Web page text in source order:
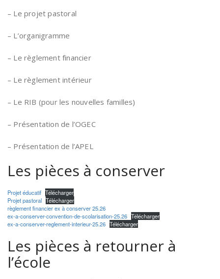
– Le projet pastoral
– L’organigramme
– Le règlement financier
– Le règlement intérieur
– Le RIB (pour les nouvelles familles)
– Présentation de l’OGEC
– Présentation de l’APEL
Les pièces à conserver
Projet éducatif Télécharger
Projet pastoral Télécharger
règlement financier ex à conserver 25.26
ex-a-conserver-convention-de-scolarisation-25.26 Télécharger
ex-a-conserver-reglement-interieur-25.26 Télécharger
Les pièces à retourner à
l’école